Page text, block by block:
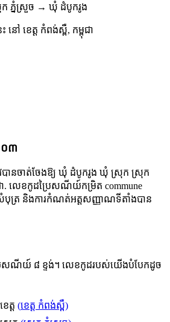
ក ភ្នំស្រួច → ឃុំ ដំបូករូង
នៅ ខេត្ត កំពង់ស្ពឺ, កម្ពុជា
៣
នចាត់ចែងឱ្យ ឃុំ ដំបូករូង ឃុំ ស្រុក ស្រុក
. លេខកូដប្រៃសណីយ៍កម្រិត commune
បុត្រ និងការកំណត់អត្តសញ្ញាណទីតាំងបាន
រៃសណីយ៍ ៨ ខ្ទង់។ លេខកូដរបស់យើងបំបែកដូច
ត្ត (ខេត្ត កំពង់ស្ពឺ)